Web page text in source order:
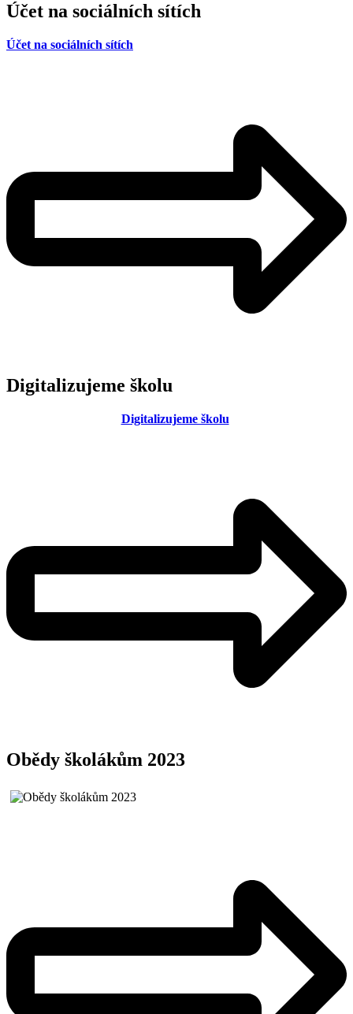
Účet na sociálních sítích
Účet na sociálních sítích
Digitalizujeme školu
Digitalizujeme školu
Obědy školákům 2023